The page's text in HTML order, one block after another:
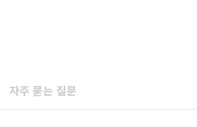
자주 묻는 질문